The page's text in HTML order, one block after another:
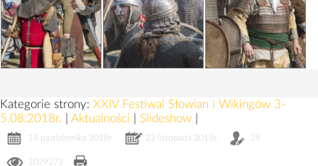
Kategorie strony: XXIV Festiwal Słowian i Wikingów 3-
5.08.2018r.
Aktualności Slideshow
14 października 2018r. 22 listopada 2018r. 29
1029273